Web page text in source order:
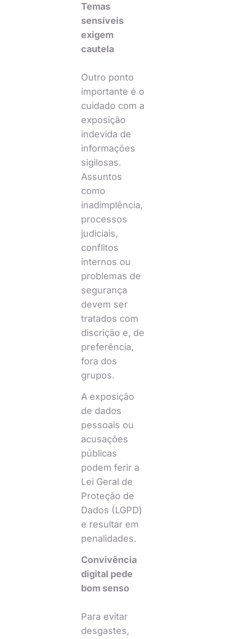
Temas
sensíveis
exigem
cautela
Outro ponto
importante é o
cuidado com a
exposição
indevida de
informações
sigilosas.
Assuntos
como
inadimplência,
processos
judiciais,
conflitos
internos ou
problemas de
segurança
devem ser
tratados com
discrição e, de
preferência,
fora dos
grupos.
A exposição
de dados
pessoais ou
acusações
públicas
podem ferir a
Lei Geral de
Proteção de
Dados (LGPD)
e resultar em
penalidades.
Convivência
digital pede
bom senso
Para evitar
desgastes,